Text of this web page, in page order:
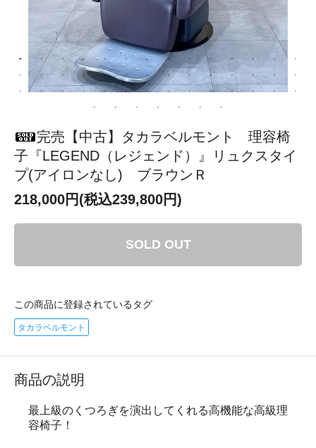
完売【中古】タカラベルモント 理容椅
子『LEGEND（レジェンド）』リュクスタイ
プ(アイロンなし) ブラウンＲ
218,000円(税込239,800円)
SOLD OUT
この商品に登録されているタグ
タカラベルモント
商品の説明
最上級のくつろぎを演出してくれる高機能な高級理
容椅子！